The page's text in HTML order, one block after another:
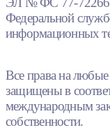
Федеральной
информационных
Все права на
защищены в
международным
собственности.